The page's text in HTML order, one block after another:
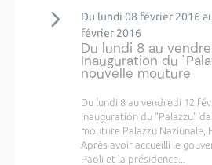
Du lundi 08 février 2016
février 2016
Du lundi 8 au
Inauguration du
nouvelle mouture
Du lundi 8 au vendredi 12
Inauguration du "Palazzu"
mouture Palazzu
Après avoir accueilli le
Paoli et la présidence...